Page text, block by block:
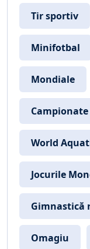
Tir sportiv
Minifotbal
Mondiale
World
Jocurile
Gimnastică
Omagiu